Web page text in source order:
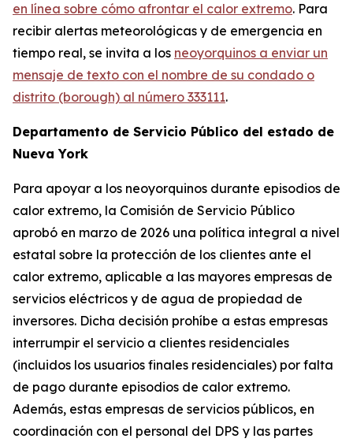
en línea sobre cómo afrontar el calor extremo. Para
recibir alertas meteorológicas y de emergencia en
tiempo real, se invita a los neoyorquinos a enviar un
mensaje de texto con el nombre de su condado o
distrito (borough) al número 333111.
Departamento de Servicio Público del estado de
Nueva York
Para apoyar a los neoyorquinos durante episodios de
calor extremo, la Comisión de Servicio Público
aprobó en marzo de 2026 una política integral a nivel
estatal sobre la protección de los clientes ante el
calor extremo, aplicable a las mayores empresas de
servicios eléctricos y de agua de propiedad de
inversores. Dicha decisión prohíbe a estas empresas
interrumpir el servicio a clientes residenciales
(incluidos los usuarios finales residenciales) por falta
de pago durante episodios de calor extremo.
Además, estas empresas de servicios públicos, en
coordinación con el personal del DPS y las partes